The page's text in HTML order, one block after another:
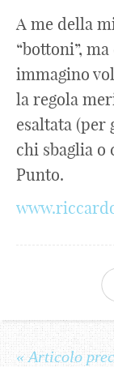
A me della
“bottoni”,
immagino
la regola
esaltata (per
chi sbaglia o
Punto.
« Articolo